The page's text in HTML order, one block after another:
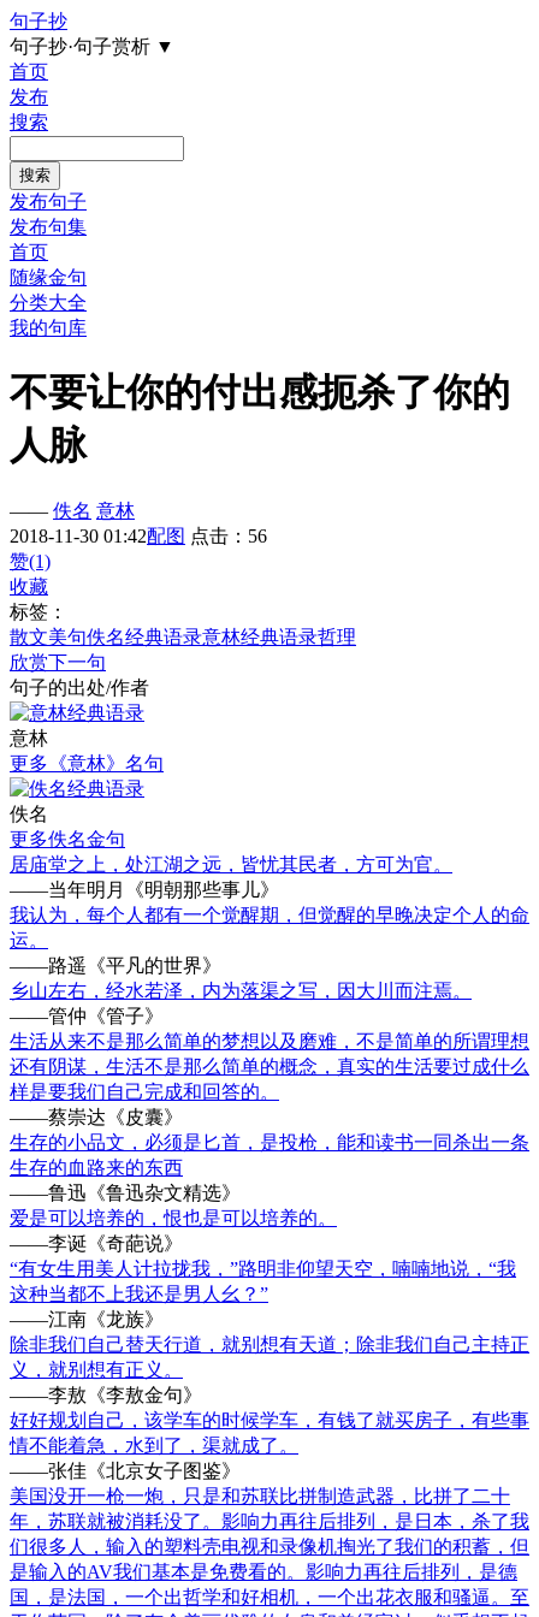
句子抄
句子抄·句子赏析 ▼
首页
发布
搜索
发布句子
发布句集
首页
随缘金句
分类大全
我的句库
不要让你的付出感扼杀了你的
人脉
—— 佚名 意林
2018-11-30 01:42配图 点击：56
赞(1)
收藏
标签：
散文美句佚名经典语录意林经典语录哲理
欣赏下一句
句子的出处/作者
意林
更多《意林》名句
佚名
更多佚名金句
居庙堂之上，处江湖之远，皆忧其民者，方可为官。
——当年明月《明朝那些事儿》
我认为，每个人都有一个觉醒期，但觉醒的早晚决定个人的命
运。
——路遥《平凡的世界》
乡山左右，经水若泽，内为落渠之写，因大川而注焉。
——管仲《管子》
生活从来不是那么简单的梦想以及磨难，不是简单的所谓理想
还有阴谋，生活不是那么简单的概念，真实的生活要过成什么
样是要我们自己完成和回答的。
——蔡崇达《皮囊》
生存的小品文，必须是匕首，是投枪，能和读书一同杀出一条
生存的血路来的东西
——鲁迅《鲁迅杂文精选》
爱是可以培养的，恨也是可以培养的。
——李诞《奇葩说》
“有女生用美人计拉拢我，”路明非仰望天空，喃喃地说，“我
这种当都不上我还是男人幺？”
——江南《龙族》
除非我们自己替天行道，就别想有天道；除非我们自己主持正
义，就别想有正义。
——李敖《李敖金句》
好好规划自己，该学车的时候学车，有钱了就买房子，有些事
情不能着急，水到了，渠就成了。
——张佳《北京女子图鉴》
美国没开一枪一炮，只是和苏联比拼制造武器，比拼了二十
年，苏联就被消耗没了。影响力再往后排列，是日本，杀了我
们很多人，输入的塑料壳电视和录像机掏光了我们的积蓄，但
是输入的AV我们基本是免费看的。影响力再往后排列，是德
国，是法国，一个出哲学和好相机，一个出花衣服和骚逼。至